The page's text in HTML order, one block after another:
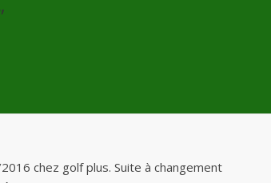
chez golf plus. Suite à changement